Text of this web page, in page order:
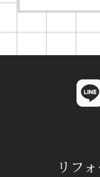
リフ